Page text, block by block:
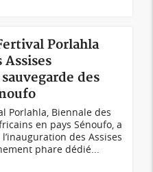
Porlahla
des
Porlahla, Biennale des
en pays Sénoufo, a
des Assises
phare dédié...